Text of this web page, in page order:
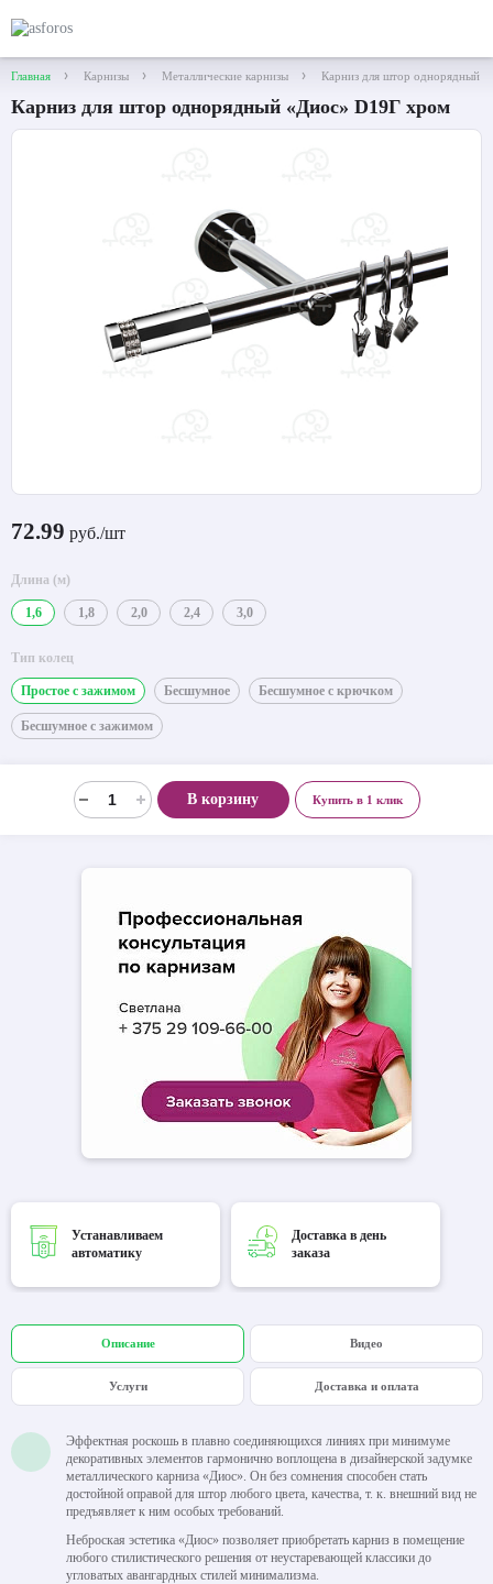
Главная Карнизы Металлические карнизы Карниз для штор однорядный
Карниз для штор однорядный «Диос» D19Г хром
72.99 руб./шт
Длина (м)
1,6 1,8 2,0 2,4 3,0
Тип колец
Простое с зажимом Бесшумное Бесшумное с крючком
Бесшумное с зажимом
В корзину Купить в 1 клик
Устанавливаем
автоматику
Доставка в день
заказа
Описание Видео
Услуги Доставка и оплата
Эффектная роскошь в плавно соединяющихся линиях при минимуме
декоративных элементов гармонично воплощена в дизайнерской задумке
металлического карниза «Диос». Он без сомнения способен стать
достойной оправой для штор любого цвета, качества, т. к. внешний вид не
предъявляет к ним особых требований.
Неброская эстетика «Диос» позволяет приобретать карниз в помещение
любого стилистического решения от неустаревающей классики до
угловатых авангардных стилей минимализма.